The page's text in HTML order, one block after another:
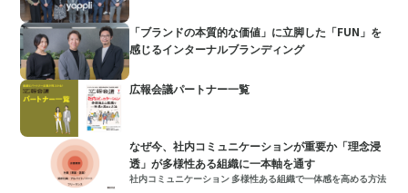
「ブランドの本質的な価値」に立脚した「FUN」を
感じるインターナルブランディング
広報会議パートナー一覧
なぜ今、社内コミュニケーションが重要か「理念浸
透」が多様性ある組織に一本軸を通す
社内コミュニケーション 多様性ある組織で一体感を高める方法